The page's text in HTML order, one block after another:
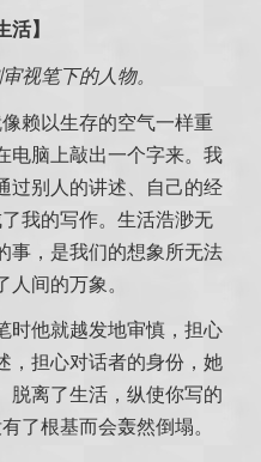
活】
视笔下的人物。
赖以生存的空气一样重
电脑上敲出一个字来。我
过别人的讲述、自己的经
我的写作。生活浩渺无
事，是我们的想象所无法
人间的万象。
时他就越发地审慎，担心
，担心对话者的身份，她
脱离了生活，纵使你写的
了根基而会轰然倒塌。